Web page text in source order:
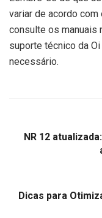
variar de acordo
consulte os manuais
suporte técnico da
necessário.
NR 12
Dicas para